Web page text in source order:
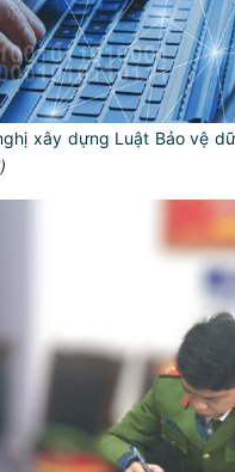
xây dựng Luật Bảo vệ